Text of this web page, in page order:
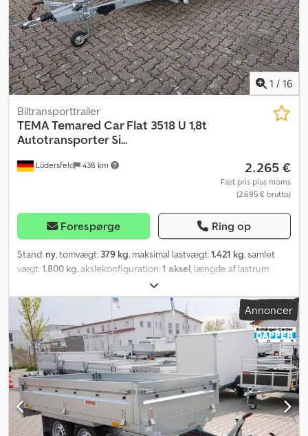
vores hjemmeside. Vi leverer i hele Tyskland (undtagen øer)!
Spørg os gerne om priser på levering. --- PKW-Anhänger-Center
Ahrens, Moordeicher Landstraße 37, 28816 Stuhr ved Bremen, Tlf:
0, Fax: Afhentningstider: Mandag til fredag – kl. -- Afhentning om
lørdagen er ikke mulig!
1 / 16
Lüdersfeld 438 km
Biltransporttrailer
TEMATemared Car Flat 3518 U 1,8t
Autotransporter Si...
2.265 €
Fast pris plus moms
(2.695 € brutto)
Forespørge Ring op
Stand: ny, tomvægt: 379 kg, maksimal lastvægt:1.421 kg, samlet
vægt:1.800 kg, akslekonfiguration:1 aksel, længde af lastrum:
1.840 mm
kilometerstand:50 km, geartype:mekanisk, energieffektivitet:A,
Temared Car Flat 3518 U Biltransporttrailer Personbilanhænger
Alder: Ny (produktionsår: 2026) 2 års hovedsyn fra første
registreringsdato Inkl. registreringsdokumenter
(registreringsattest del 2 og COC-dokument) Tilgængelig fra: Ca.
6 uger efter modtaget ordre (uden binding) Finansiering mulig
gennem vores partnerbanker! Tekniske data: Tilladt totalvægt:
1.800 kg Egenvægt: ca. 379 kg Nyttelast: ca. 1.421 kg Antal aksler: 1
Ladlængde: 3.530 mm Ladbredde: 1.840 mm Bremsetype: Med
påløbsbremse Chassis: Lavbyggetrailer (hjul ved siden af
Annoncer